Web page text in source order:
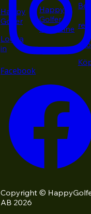
Happy
Golfer
Logga
in
Happy
Golfer
Magazine
Facebook
Copyright ©
AB 2026